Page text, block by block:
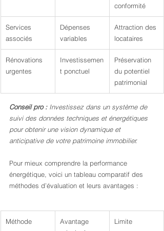
conformité
Services
associés
Dépenses
variables
Attraction des
locataires
Rénovations
urgentes
Investissemen
t ponctuel
Préservation
du potentiel
patrimonial
Conseil pro : Investissez dans un système de
suivi des données techniques et énergétiques
pour obtenir une vision dynamique et
anticipative de votre patrimoine immobilier.
Pour mieux comprendre la performance
énergétique, voici un tableau comparatif des
méthodes d’évaluation et leurs avantages :
Méthode
Avantage
Limite